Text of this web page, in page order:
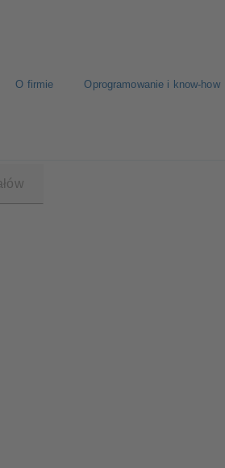
O firmie Oprogramowanie i know-how